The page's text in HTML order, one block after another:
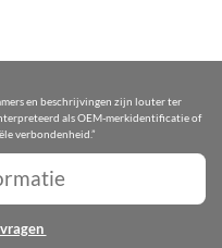
en beschrijvingen zijn louter ter
als OEM-merkidentificatie of
verbondenheid.”